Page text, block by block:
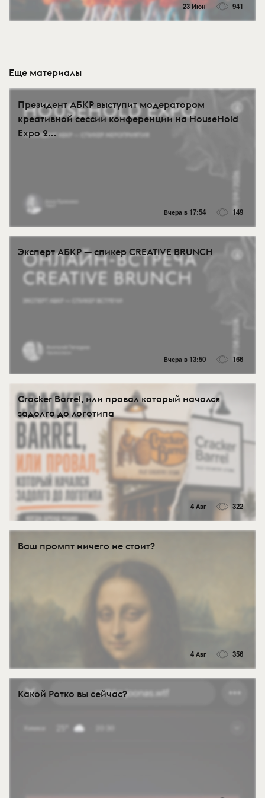
23 Июн 941
Еще материалы
Президент АБКР выступит модератором
креативной сессии конференции на HouseHold
Expo 2...
Вчера в 17:54 149
Эксперт АБКР — спикер CREATIVE BRUNCH
Вчера в 13:50 166
Cracker Barrel, или провал который начался
задолго до логотипа
4 Авг 322
Ваш промпт ничего не стоит?
4 Авг 356
Какой Ротко вы сейчас?